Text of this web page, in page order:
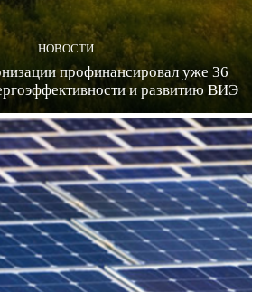
НОВОСТИ
профинансировал уже 36
и развитию ВИЭ